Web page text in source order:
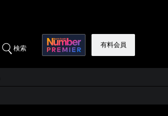
検索 有料会員